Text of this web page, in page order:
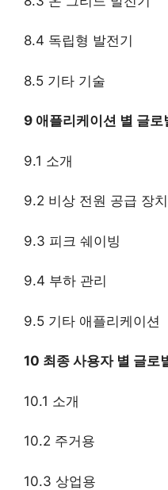
8.4 독립형 발전기
8.5 기타 기술
9 애플리케이션 별 글
9.1 소개
9.2 비상 전원 공급 장치
9.3 피크 쉐이빙
9.4 부하 관리
9.5 기타 애플리케이션
10 최종 사용자 별 글로
10.1 소개
10.2 주거용
10.3 상업용